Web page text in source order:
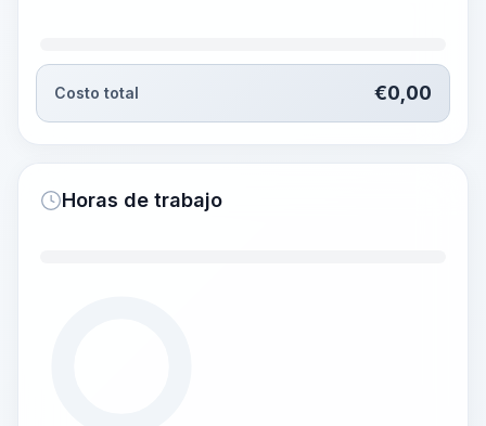
Costo total €0,00
Horas de trabajo